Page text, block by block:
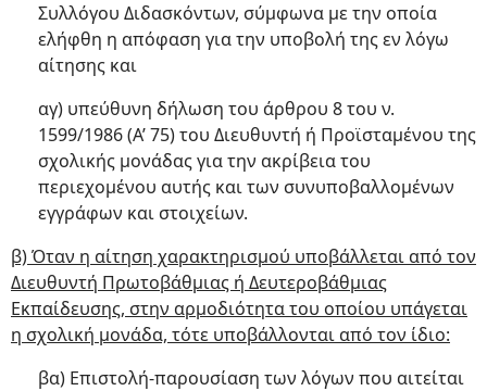
Συλλόγου Διδασκόντων, σύμφωνα με την οποία
ελήφθη η απόφαση για την υποβολή της εν λόγω
αίτησης και
αγ) υπεύθυνη δήλωση του άρθρου 8 του ν.
1599/1986 (Α’ 75) του Διευθυντή ή Προϊσταμένου της
σχολικής μονάδας για την ακρίβεια του
περιεχομένου αυτής και των συνυποβαλλομένων
εγγράφων και στοιχείων.
β) Όταν η αίτηση χαρακτηρισμού υποβάλλεται από τον
Διευθυντή Πρωτοβάθμιας ή Δευτεροβάθμιας
Εκπαίδευσης, στην αρμοδιότητα του οποίου υπάγεται
η σχολική μονάδα, τότε υποβάλλονται από τον ίδιο:
βα) Επιστολή-παρουσίαση των λόγων που αιτείται